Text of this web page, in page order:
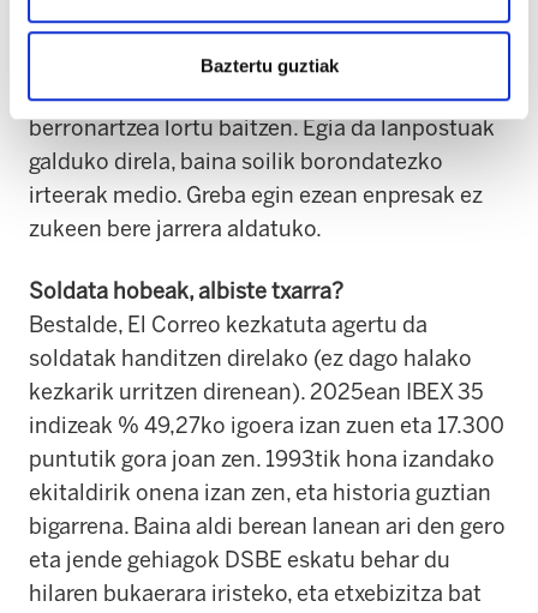
Baztertu guztiak
akreditatu kaleratzea justifikatzeko zergatiak".
Duela egun batzuk lantaldeak amaiera eman
zion grebari, enpresara itzuli nahi duen jendea
berronartzea lortu baitzen. Egia da lanpostuak
galduko direla, baina soilik borondatezko
irteerak medio. Greba egin ezean enpresak ez
zukeen bere jarrera aldatuko.
Soldata hobeak, albiste txarra?
Bestalde, El Correo kezkatuta agertu da
soldatak handitzen direlako (ez dago halako
kezkarik urritzen direnean). 2025ean IBEX 35
indizeak % 49,27ko igoera izan zuen eta 17.300
puntutik gora joan zen. 1993tik hona izandako
ekitaldirik onena izan zen, eta historia guztian
bigarrena. Baina aldi berean lanean ari den gero
eta jende gehiagok DSBE eskatu behar du
hilaren bukaerara iristeko, eta etxebizitza bat